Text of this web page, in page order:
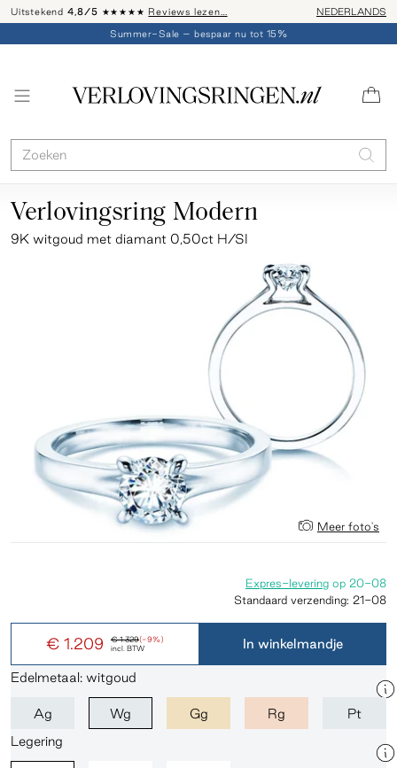
Uitstekend 4,8/5 ★★★★★ Reviews lezen… Advies: 020 -
NEDERLANDS
Summer-Sale – bespaar nu tot 15%
Verlovingsring Modern
9K witgoud met diamant 0,50ct H/SI
Meer foto's
€ 1.329(-9%)
€ 1.209 incl. BTW
Expres-levering op 20-08
Standaard verzending: 21-08
In winkelmandje
Edelmetaal: witgoud
Ag Wg Gg Rg
Pt
Legering